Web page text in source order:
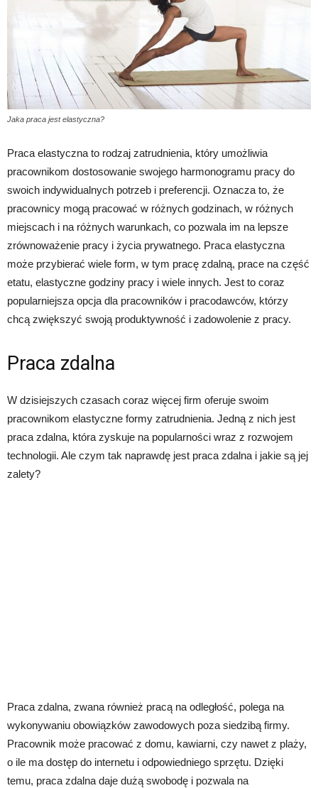
Jaka praca jest elastyczna?
Praca elastyczna to rodzaj zatrudnienia, który umożliwia
pracownikom dostosowanie swojego harmonogramu pracy do
swoich indywidualnych potrzeb i preferencji. Oznacza to, że
pracownicy mogą pracować w różnych godzinach, w różnych
miejscach i na różnych warunkach, co pozwala im na lepsze
zrównoważenie pracy i życia prywatnego. Praca elastyczna
może przybierać wiele form, w tym pracę zdalną, prace na część
etatu, elastyczne godziny pracy i wiele innych. Jest to coraz
popularniejsza opcja dla pracowników i pracodawców, którzy
chcą zwiększyć swoją produktywność i zadowolenie z pracy.
Praca zdalna
W dzisiejszych czasach coraz więcej firm oferuje swoim
pracownikom elastyczne formy zatrudnienia. Jedną z nich jest
praca zdalna, która zyskuje na popularności wraz z rozwojem
technologii. Ale czym tak naprawdę jest praca zdalna i jakie są jej
zalety?
Praca zdalna, zwana również pracą na odległość, polega na
wykonywaniu obowiązków zawodowych poza siedzibą firmy.
Pracownik może pracować z domu, kawiarni, czy nawet z plaży,
o ile ma dostęp do internetu i odpowiedniego sprzętu. Dzięki
temu, praca zdalna daje dużą swobodę i pozwala na